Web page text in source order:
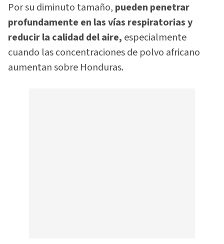
Por su diminuto tamaño, pueden penetrar
profundamente en las vías respiratorias y
reducir la calidad del aire, especialmente
cuando las concentraciones de polvo africano
aumentan sobre Honduras.